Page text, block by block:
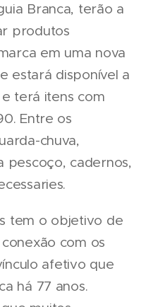
Branca, terão a
produtos
em uma nova
estará disponível a
terá itens com
Entre os
chuva,
pescoço, cadernos,
tem o objetivo de
com os
afetivo que
há 77 anos.